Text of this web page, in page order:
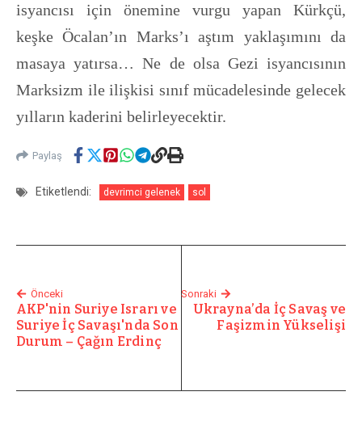
isyancısı için önemine vurgu yapan Kürkçü,
keşke Öcalan’ın Marks’ı aştım yaklaşımını da
masaya yatırsa… Ne de olsa Gezi isyancısının
Marksizm ile ilişkisi sınıf mücadelesinde gelecek
yılların kaderini belirleyecektir.
Paylaş
Etiketlendi: devrimci gelenek sol
Önceki
AKP'nin Suriye Israrı ve
Suriye İç Savaşı'nda Son
Durum – Çağın Erdinç
Sonraki
Ukrayna’da İç Savaş ve
Faşizmin Yükselişi